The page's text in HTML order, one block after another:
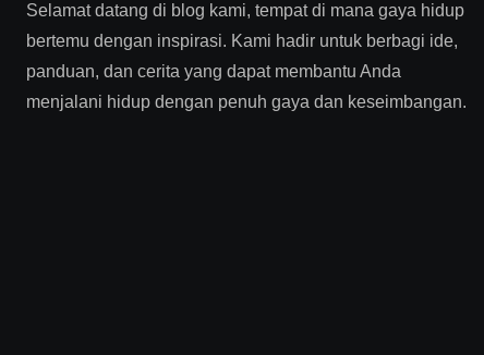
Selamat datang di blog kami, tempat di mana gaya hidup
bertemu dengan inspirasi. Kami hadir untuk berbagi ide,
panduan, dan cerita yang dapat membantu Anda
menjalani hidup dengan penuh gaya dan keseimbangan.